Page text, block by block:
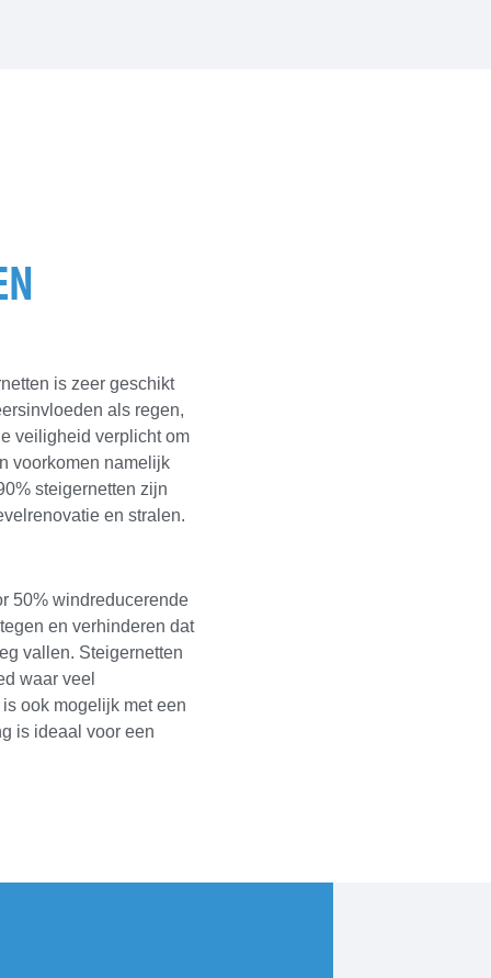
is zeer geschikt
als regen,
veiligheid verplicht om
voorkomen namelijk
steigernetten zijn
en stralen.
50% windreducerende
en verhinderen dat
vallen. Steigernetten
waar veel
ook mogelijk met een
is ideaal voor een